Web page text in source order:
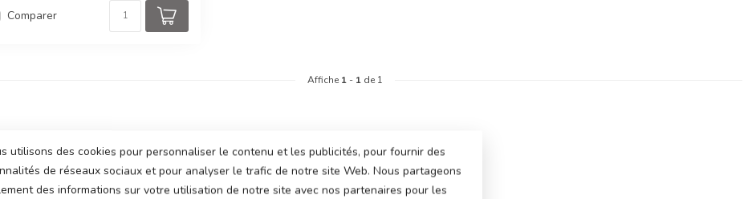
Comparer
Affiche 1 - 1 de 1
utilisons des cookies pour personnaliser le contenu et les publicités, pour fournir des
de réseaux sociaux et pour analyser le trafic de notre site Web. Nous partageons
des informations sur votre utilisation de notre site avec nos partenaires pour les